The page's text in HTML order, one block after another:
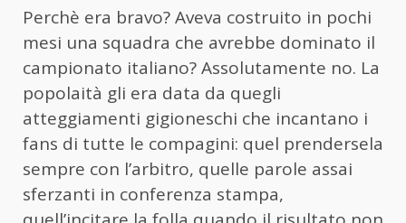
Perchè era bravo? Aveva costruito in pochi
mesi una squadra che avrebbe dominato il
campionato italiano? Assolutamente no. La
popolaità gli era data da quegli
atteggiamenti gigioneschi che incantano i
fans di tutte le compagini: quel prendersela
sempre con l’arbitro, quelle parole assai
sferzanti in conferenza stampa,